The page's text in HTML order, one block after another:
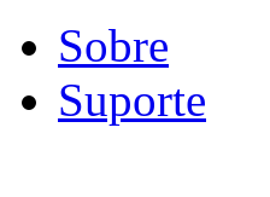
Sobre
Suporte